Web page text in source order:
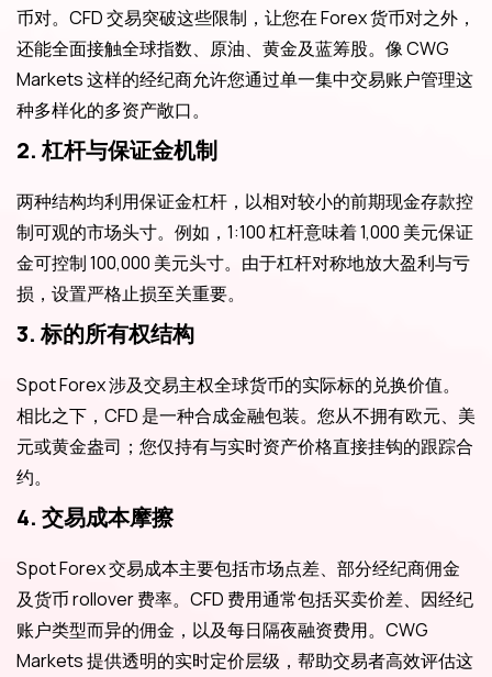
币对。CFD 交易突破这些限制，让您在 Forex 货币对之外，
还能全面接触全球指数、原油、黄金及蓝筹股。像 CWG
Markets 这样的经纪商允许您通过单一集中交易账户管理这
种多样化的多资产敞口。
2. 杠杆与保证金机制
两种结构均利用保证金杠杆，以相对较小的前期现金存款控
制可观的市场头寸。例如，1:100 杠杆意味着 1,000 美元保证
金可控制 100,000 美元头寸。由于杠杆对称地放大盈利与亏
损，设置严格止损至关重要。
3. 标的所有权结构
Spot Forex 涉及交易主权全球货币的实际标的兑换价值。
相比之下，CFD 是一种合成金融包装。您从不拥有欧元、美
元或黄金盎司；您仅持有与实时资产价格直接挂钩的跟踪合
约。
4. 交易成本摩擦
Spot Forex 交易成本主要包括市场点差、部分经纪商佣金
及货币 rollover 费率。CFD 费用通常包括买卖价差、因经纪
账户类型而异的佣金，以及每日隔夜融资费用。CWG
Markets 提供透明的实时定价层级，帮助交易者高效评估这